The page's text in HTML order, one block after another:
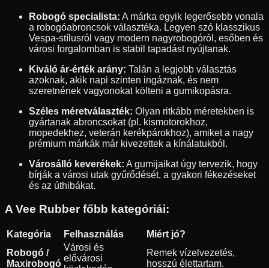
Robogó specialista: A márka egyik legerősebb vonala
a robogóabroncsok választéka. Legyen szó klasszikus
Vespa-stílusról vagy modern nagyrobogóról, esőben és
városi forgalomban is stabil tapadást nyújtanak.
Kiváló ár-érték arány: Talán a legjobb választás
azoknak, akik napi szinten ingáznak, és nem
szeretnének vagyonokat költeni a gumikopásra.
Széles méretválaszték: Olyan ritkább méretekben is
gyártanak abroncsokat (pl. kismotorokhoz,
mopedekhez, veterán kerékpárokhoz), amiket a nagy
prémium márkák már kivezettek a kínálatukból.
Városálló keverékek: A gumijaikat úgy tervezik, hogy
bírják a városi utak gyűrődését, a gyakori fékezéseket
és az úthibákat.
A Vee Rubber főbb kategóriái:
Kategória Felhasználás
Miért jó?
Robogó /
Maxirobogó
Városi és
elővárosi
Remek vízelvezetés,
hosszú élettartam.